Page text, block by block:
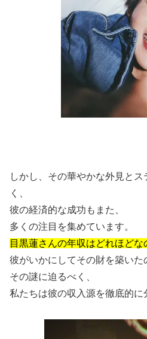
しかし、その華やかな外見と
く、
彼の経済的な成功もまた、
多くの注目を集めています。
目黒蓮さんの年収はどれほどな
彼がいかにしてその財を築いた
その謎に迫るべく、
私たちは彼の収入源を徹底的に